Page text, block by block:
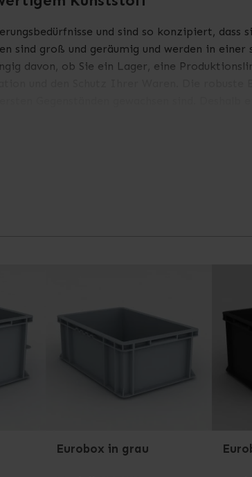
und sind so konzipiert, dass
sind groß und geräumig und werden in
davon, ob Sie ein Lager, eine
gefertigt, damit sie den
einer Vielzahl von Waren und Materialien
Eurobox in grau